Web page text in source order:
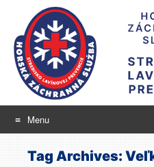
Stredisko
Menu
Tag Archives: